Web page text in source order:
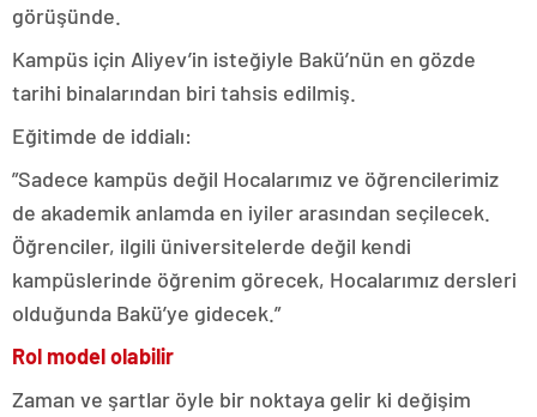
görüşünde.
Kampüs için Aliyev’in isteğiyle Bakü’nün en gözde
tarihi binalarından biri tahsis edilmiş.
Eğitimde de iddialı:
”Sadece kampüs değil Hocalarımız ve öğrencilerimiz
de akademik anlamda en iyiler arasından seçilecek.
Öğrenciler, ilgili üniversitelerde değil kendi
kampüslerinde öğrenim görecek, Hocalarımız dersleri
olduğunda Bakü’ye gidecek.”
Rol model olabilir
Zaman ve şartlar öyle bir noktaya gelir ki değişim